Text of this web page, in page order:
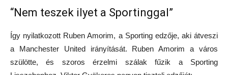
“Nem teszek ilyet a Sportinggal”
Így nyilatkozott Ruben Amorim, a Sporting edzője, aki átveszi
a Manchester United irányítását. Ruben Amorim a város
szülötte, és szoros érzelmi szálak fűzik a Sporting